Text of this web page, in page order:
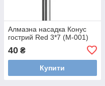
Алмазна насадка Конус
гострий Red 3*7 (М-001)
40 ₴
Купити